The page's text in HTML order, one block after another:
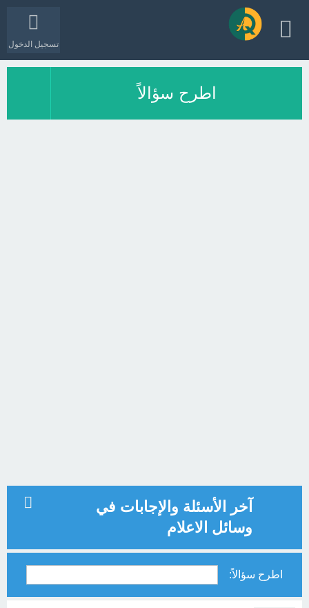
تسجيل الدخول
اطرح سؤالاً
آخر الأسئلة والإجابات في
وسائل الاعلام
اطرح سؤالاً: